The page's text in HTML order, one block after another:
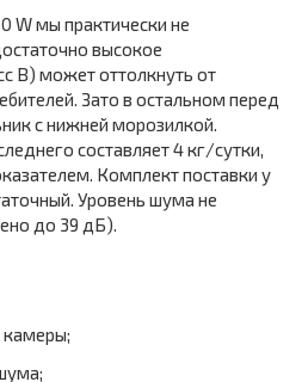
W мы практически не
высокое
B) может оттолкнуть от
Зато в остальном перед
с нижней морозилкой.
составляет 4 кг/сутки,
Комплект поставки у
Уровень шума не
до 39 дБ).